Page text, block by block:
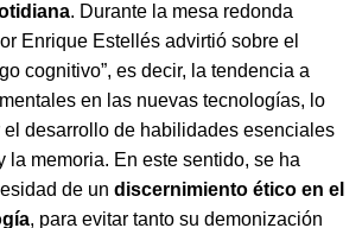
. Durante la mesa redonda
Enrique Estellés advirtió sobre el
cognitivo”, es decir, la tendencia a
en las nuevas tecnologías, lo
el desarrollo de habilidades esenciales
la memoria. En este sentido, se ha
de un discernimiento ético en el
, para evitar tanto su demonización